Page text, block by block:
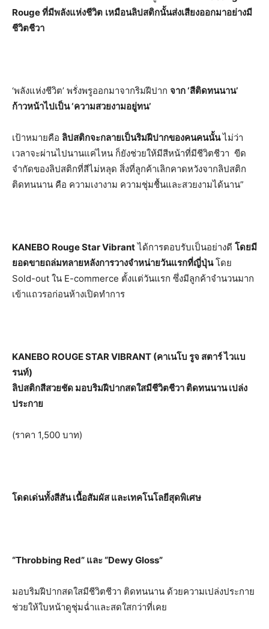
Rouge ที่มีพลังแห่งชีวิต เหมือนลิปสติกนั้นส่งเสียงออกมาอย่างมี
ชีวิตชีวา
‘พลังแห่งชีวิต’ พรั่งพรูออกมาจากริมฝีปาก จาก‘สีติดทนนาน’
ก้าวหน้าไปเป็น ‘ความสวยงามอยู่ทน’
เป้าหมายคือ ลิปสติกจะกลายเป็นริมฝีปากของคนคนนั้นไม่ว่า
เวลาจะผ่านไปนานแค่ไหน ก็ยังช่วยให้มีสีหน้าที่มีชีวิตชีวา ขีด
จำกัดของลิปสติกที่สีไม่หลุด สิ่งที่ลูกค้าเลิกคาดหวังจากลิปสติก
ติดทนนาน คือ ความเงางาม ความชุ่มชื้นและสวยงามได้นาน”
KANEBO Rouge Star Vibrantได้การตอบรับเป็นอย่างดี โดยมี
ยอดขายถล่มทลายหลังการวางจำหน่ายวันแรกที่ญี่ปุ่นโดย
Sold-out ใน E-commerce ตั้งแต่วันแรก ซึ่งมีลูกค้าจำนวนมาก
เข้าแถวรอก่อนห้างเปิดทำการ
KANEBO ROUGE STAR VIBRANT (คาเนโบ รูจ สตาร์ ไวแบ
รนท์)
ลิปสติกสีสวยชัด มอบริมฝีปากสดใสมีชีวิตชีวา ติดทนนาน เปล่ง
ประกาย
(ราคา 1,500 บาท)
โดดเด่นทั้งสีสัน เนื้อสัมผัส และเทคโนโลยีสุดพิเศษ
“Throbbing Red” และ “Dewy Gloss”
มอบริมฝีปากสดใสมีชีวิตชีวา ติดทนนาน ด้วยความเปล่งประกาย
ช่วยให้ใบหน้าดูชุ่มฉ่ำและสดใสกว่าที่เคย